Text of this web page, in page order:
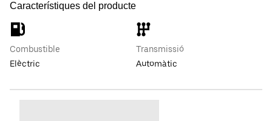
Característiques del producte
Combustible
Elèctric
Transmissió
Automàtic